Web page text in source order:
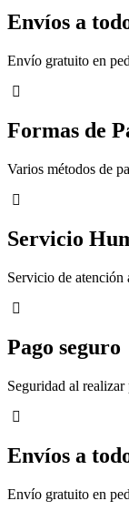
Envíos a
Envío gratuito en
Formas de
Varios métodos de
Servicio
Servicio de
Pago seguro
Seguridad al realizar
Envíos a
Envío gratuito en